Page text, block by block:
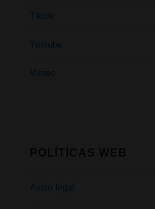
Tiktok
Youtube
Vimeo
Aviso legal